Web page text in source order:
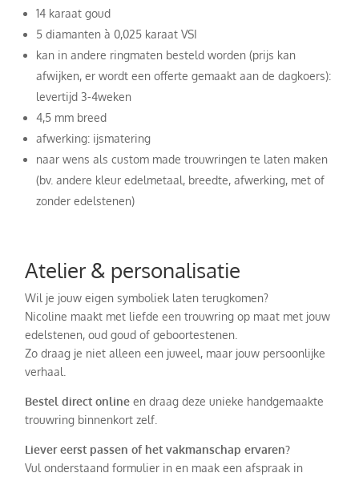
14 karaat goud
5 diamanten à 0,025 karaat VSI
kan in andere ringmaten besteld worden (prijs kan
afwijken, er wordt een offerte gemaakt aan de dagkoers):
levertijd 3-4weken
4,5 mm breed
afwerking: ijsmatering
naar wens als custom made trouwringen te laten maken
(bv. andere kleur edelmetaal, breedte, afwerking, met of
zonder edelstenen)
Atelier & personalisatie
Wil je jouw eigen symboliek laten terugkomen?
Nicoline maakt met liefde een trouwring op maat met jouw
edelstenen, oud goud of geboortestenen.
Zo draag je niet alleen een juweel, maar jouw persoonlijke
verhaal.
Bestel direct online en draag deze unieke handgemaakte
trouwring binnenkort zelf.
Liever eerst passen of het vakmanschap ervaren?
Vul onderstaand formulier in en maak een afspraak in